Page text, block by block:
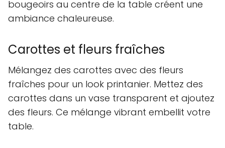
bougeoirs au centre de la table créent une
ambiance chaleureuse.
Carottes et fleurs fraîches
Mélangez des carottes avec des fleurs
fraîches pour un look printanier. Mettez des
carottes dans un vase transparent et ajoutez
des fleurs. Ce mélange vibrant embellit votre
table.